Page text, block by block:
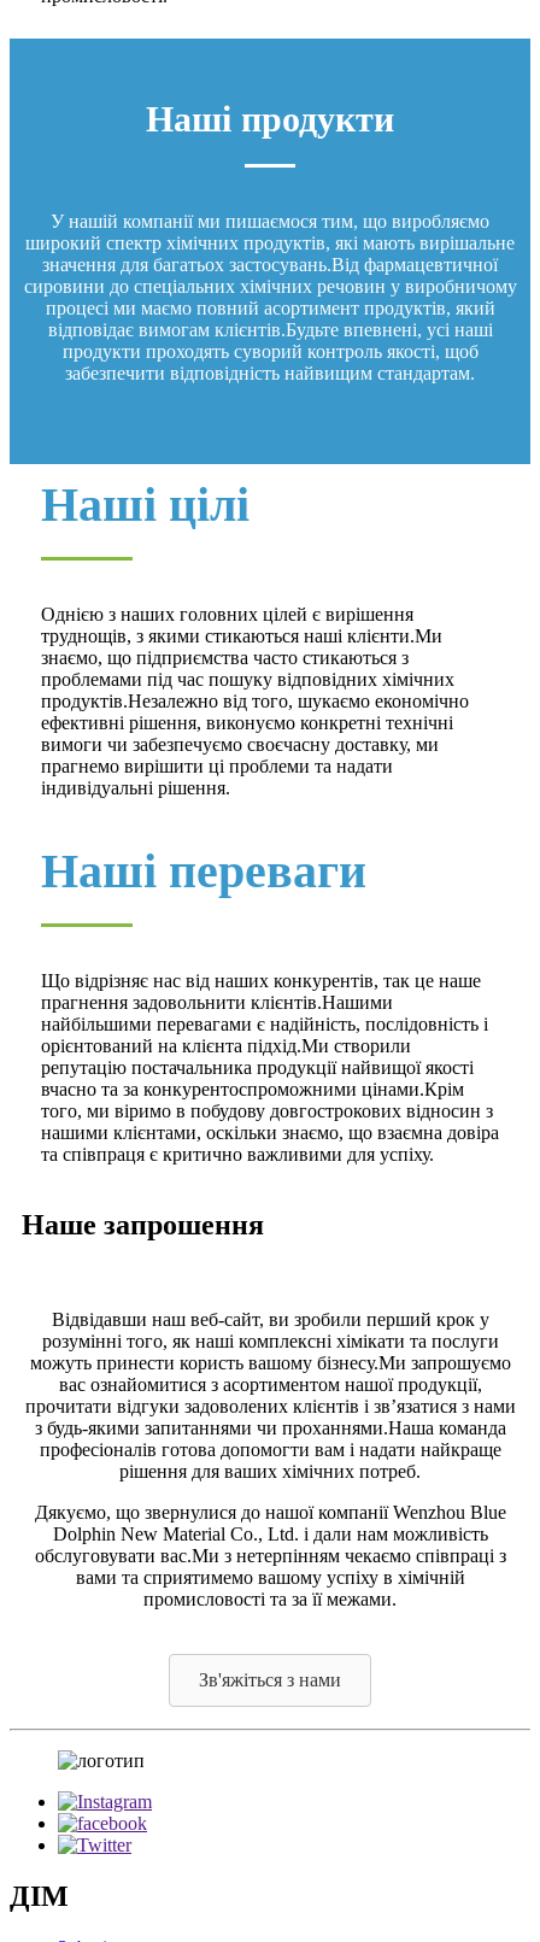
Наші продукти
У нашій компанії ми пишаємося тим, що виробляємо
широкий спектр хімічних продуктів, які мають вирішальне
значення для багатьох застосувань.Від фармацевтичної
сировини до спеціальних хімічних речовин у виробничому
процесі ми маємо повний асортимент продуктів, який
відповідає вимогам клієнтів.Будьте впевнені, усі наші
продукти проходять суворий контроль якості, щоб
забезпечити відповідність найвищим стандартам.
Наші цілі
Однією з наших головних цілей є вирішення
труднощів, з якими стикаються наші клієнти.Ми
знаємо, що підприємства часто стикаються з
проблемами під час пошуку відповідних хімічних
продуктів.Незалежно від того, шукаємо економічно
ефективні рішення, виконуємо конкретні технічні
вимоги чи забезпечуємо своєчасну доставку, ми
прагнемо вирішити ці проблеми та надати
індивідуальні рішення.
Наші переваги
Що відрізняє нас від наших конкурентів, так це наше
прагнення задовольнити клієнтів.Нашими
найбільшими перевагами є надійність, послідовність і
орієнтований на клієнта підхід.Ми створили
репутацію постачальника продукції найвищої якості
вчасно та за конкурентоспроможними цінами.Крім
того, ми віримо в побудову довгострокових відносин з
нашими клієнтами, оскільки знаємо, що взаємна довіра
та співпраця є критично важливими для успіху.
Наше запрошення
Відвідавши наш веб-сайт, ви зробили перший крок у
розумінні того, як наші комплексні хімікати та послуги
можуть принести користь вашому бізнесу.Ми запрошуємо
вас ознайомитися з асортиментом нашої продукції,
прочитати відгуки задоволених клієнтів і зв’язатися з нами
з будь-якими запитаннями чи проханнями.Наша команда
професіоналів готова допомогти вам і надати найкраще
рішення для ваших хімічних потреб.
Дякуємо, що звернулися до нашої компанії Wenzhou Blue
Dolphin New Material Co., Ltd. і дали нам можливість
обслуговувати вас.Ми з нетерпінням чекаємо співпраці з
вами та сприятимемо вашому успіху в хімічній
промисловості та за її межами.
Зв'яжіться з нами
ДІМ